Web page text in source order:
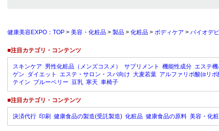
健康美容EXPO：TOP > 美容・化粧品 > 製品 > 化粧品 > ボディケア > バイオデ
■注目カテゴリ・コンテンツ
スキンケア 男性化粧品（メンズコスメ） サプリメント 機能性成分 エステ
ゲン ダイエット エステ・サロン・スパ向け 大麦若葉 アルファリポ酸(αリポ
テイン ブルーベリー 豆乳 寒天 車椅子
■注目カテゴリ・コンテンツ
決済代行 印刷 健康食品の製造(受託製造) 化粧品 健康食品の原料 美容・化